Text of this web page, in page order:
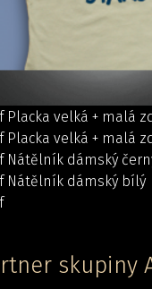
skupiny